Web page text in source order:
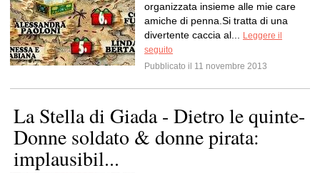
organizzata insieme alle mie care
amiche di penna.Si tratta di una
divertente caccia al...
Leggere il
seguito
Pubblicato il 11 novembre 2013
La Stella di Giada - Dietro le quinte-
Donne soldato & donne pirata:
implausibil...